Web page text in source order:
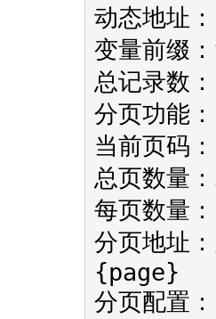
动态地址
变量前缀
总记录数
分页功能
当前页码
总页数量
每页数量
分页地址
{page}
分页配置：